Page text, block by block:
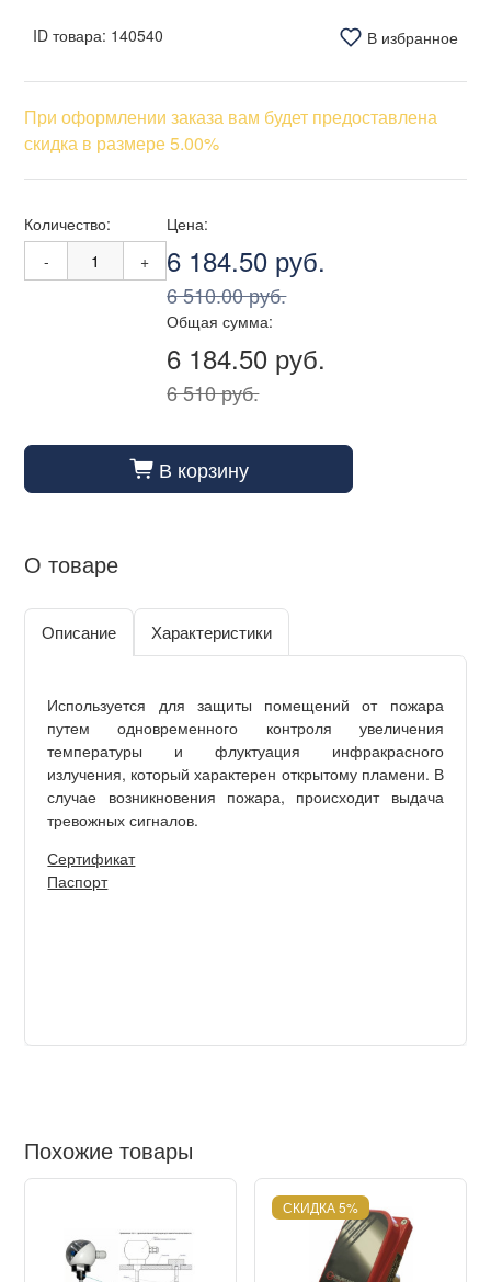
ID товара: 140540 В избранное
При оформлении заказа вам будет предоставлена
скидка в размере 5.00%
Количество:
-
+
Цена:
6 184.50 руб.
6 510.00 руб.
Общая сумма:
6 184.50 руб.
6 510 руб.
cart_fill В корзину
О товаре
Описание Характеристики
Используется для защиты помещений от пожара
путем одновременного контроля увеличения
температуры и флуктуация инфракрасного
излучения, который характерен открытому пламени. В
случае возникновения пожара, происходит выдача
тревожных сигналов.
Сертификат
Паспорт
Похожие товары
СКИДКА 5%